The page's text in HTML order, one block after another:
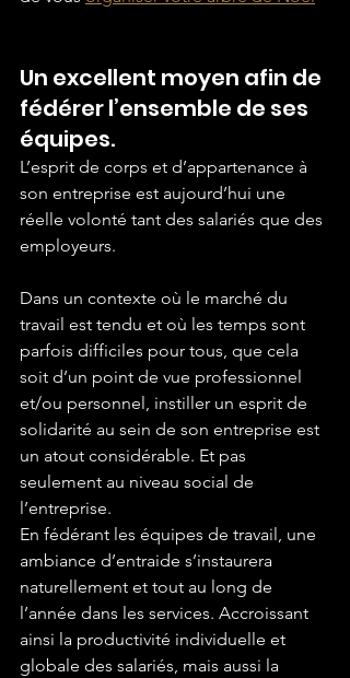
Un excellent moyen afin de
fédérer l’ensemble de ses
équipes.
L’esprit de corps et d’appartenance à
son entreprise est aujourd’hui une
réelle volonté tant des salariés que des
employeurs.
Dans un contexte où le marché du
travail est tendu et où les temps sont
parfois difficiles pour tous, que cela
soit d’un point de vue professionnel
et/ou personnel, instiller un esprit de
solidarité au sein de son entreprise est
un atout considérable. Et pas
seulement au niveau social de
l’entreprise.
En fédérant les équipes de travail, une
ambiance d’entraide s’instaurera
naturellement et tout au long de
l’année dans les services. Accroissant
ainsi la productivité individuelle et
globale des salariés, mais aussi la